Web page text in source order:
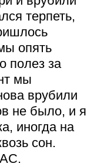
терпеть,
опять
полез за
мы
врубили
не было, и я
иногда на
сон.